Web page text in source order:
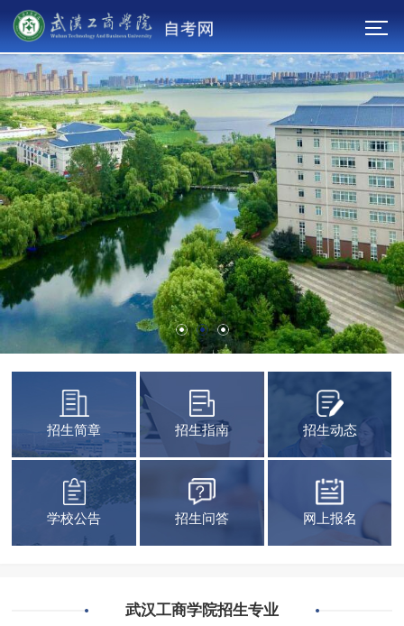
招生简章 招生指南 招生动态
学校公告 招生问答 网上报名
武汉工商学院招生专业